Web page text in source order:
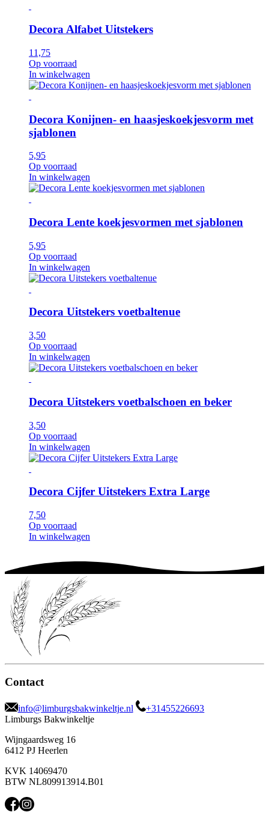
Decora Alfabet Uitstekers
11,75
Op voorraad
In winkelwagen
Decora Konijnen- en haasjeskoekjesvorm met
sjablonen
5,95
Op voorraad
In winkelwagen
Decora Lente koekjesvormen met sjablonen
5,95
Op voorraad
In winkelwagen
Decora Uitstekers voetbaltenue
3,50
Op voorraad
In winkelwagen
Decora Uitstekers voetbalschoen en beker
3,50
Op voorraad
In winkelwagen
Decora Cijfer Uitstekers Extra Large
7,50
Op voorraad
In winkelwagen
Contact
info@limburgsbakwinkeltje.nl
+31455226693
Limburgs Bakwinkeltje
Wijngaardsweg 16
6412 PJ Heerlen
KVK 14069470
BTW NL809913914.B01